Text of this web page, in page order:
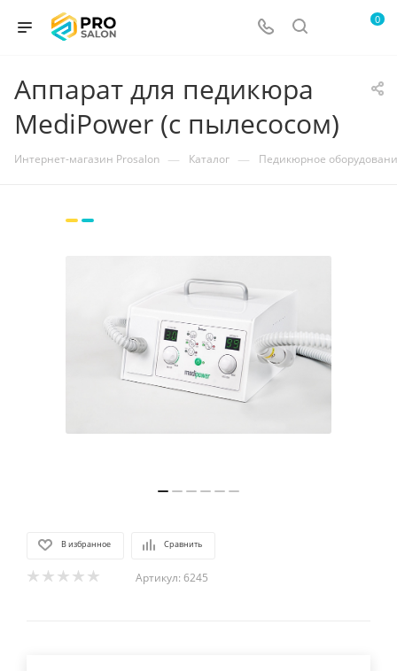
0
Аппарат для педикюра
MediPower (с пылесосом)
Интернет-магазин Prosalon — Каталог — Педикюрное
В избранное Сравнить
Артикул: 6245